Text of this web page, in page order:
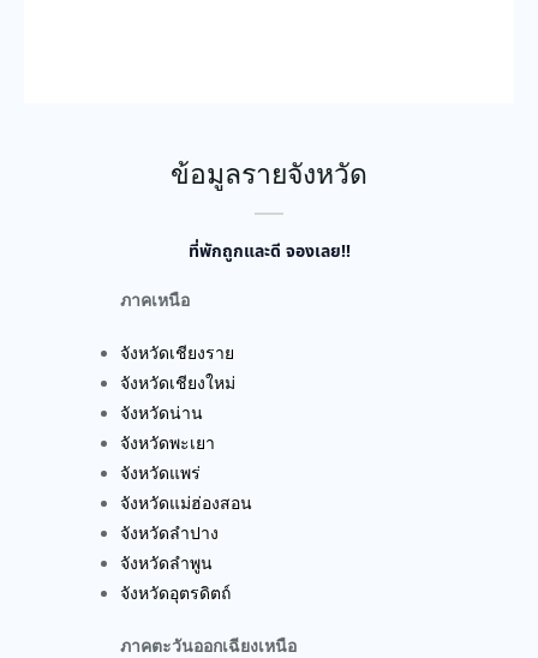
ข้อมูลรายจังหวัด
ที่พักถูกและดี จองเลย!!
ภาคเหนือ
จังหวัดเชียงราย
จังหวัดเชียงใหม่
จังหวัดน่าน
จังหวัดพะเยา
จังหวัดแพร่
จังหวัดแม่ฮ่องสอน
จังหวัดลำปาง
จังหวัดลำพูน
จังหวัดอุตรดิตถ์
ภาคตะวันออกเฉียงเหนือ